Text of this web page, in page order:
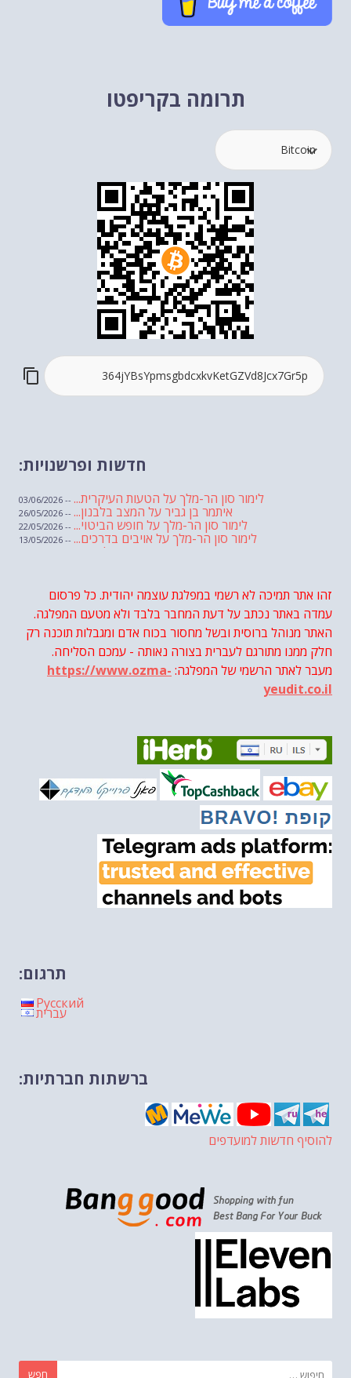
תרומה בקריפטו
חדשות ופרשנויות:
לימור סון הר-מלך על הטעות העיקרית... -- 03/06/2026
איתמר בן גביר על המצב בלבנון... -- 26/05/2026
לימור סון הר-מלך על חופש הביטוי... -- 22/05/2026
לימור סון הר-מלך על אויבים בדרכים... -- 13/05/2026
שבועת אמונים לדעאש
לימור סון הר-מלך על חוק...-- 19/04/2026
מיכאל בן ארי על פרשת הת...
מיכאל בן ארי על פרשת הת... -- 10/04/2026
השר בן גביר במקום נפילת הטיל.... -- 06/04/2026
חוק עונש מוות למחבלים...-- 29/03/2026
מיכאל בן ארי על פרשת השבוע ת... -- 27/03/2026
מיכאל בן ארי על פרשת השבוע ת...-- 20/03/2026
מיכאל בן ארי על דילמת המנהיגות....
מיכאל בן ארי על פרשת הת...
מיכאל בן ארי על פרשת הת...
מיכאל בן ארי על פרשת הת...-- 13/02/2026
מיכאל בן ארי על פרשת השבוע ת...-- 06/02/2026
חלקם של היהודים הולך ופוחת....
מיכאל בן ארי על פרשת השבוע ת...
זהו אתר תמיכה לא רשמי במפלגת עוצמה יהודית. כל פרסום
עמדה באתר נכתב על דעת המחבר בלבד ולא מטעם המפלגה.
האתר מנוהל ברוסית ובשל מחסור בכוח אדם ומגבלות תוכנה רק
חלק ממנו מתורגם לעברית בצורה נאותה - עמכם הסליחה.
מעבר לאתר הרשמי של המפלגה: https://www.ozma-
yeudit.co.il
תרגום:
Русский
עברית
ברשתות חברתיות:
להוסיף חדשות למועדפים
חפש: